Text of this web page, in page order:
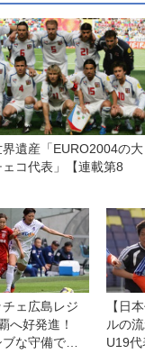
遺産「EURO2004の大
コ代表」【連載第8
ェ広島レジ
へ好発進！
な守備でリ
【日
ルの
U19